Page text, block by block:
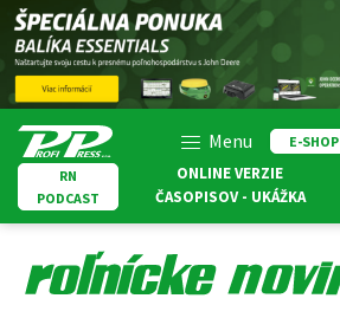
Menu
E-SHOP
RN
PODCAST
ONLINE VERZIE
ČASOPISOV - UKÁŽKA